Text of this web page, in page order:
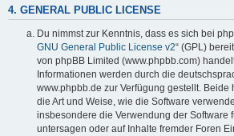
4. GENERAL PUBLIC LICENSE
Du nimmst zur Kenntnis, dass es sich bei
GNU General Public License v2“ (GPL)
von phpBB Limited (www.phpbb.com)
Informationen werden durch die
www.phpbb.de zur Verfügung gestellt.
die Art und Weise, wie die Software
insbesondere die Verwendung der Software
untersagen oder auf Inhalte fremder Foren